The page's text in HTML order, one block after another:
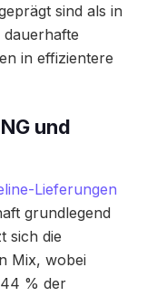
sind als in
in effizientere
und
Lieferungen
grundlegend
sich die
Mix, wobei
% der